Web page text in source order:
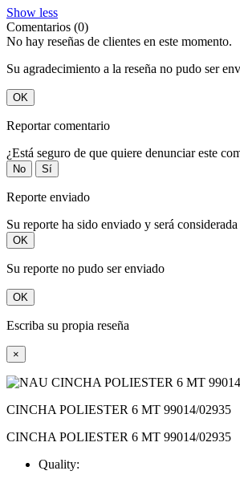
Show less
Comentarios (0)
No hay reseñas de clientes en este momento.
Su agradecimiento a la reseña no pudo ser
OK
Reportar comentario
¿Está seguro de que quiere denunciar este
No Sí
Reporte enviado
Su reporte ha sido enviado y será
OK
Su reporte no pudo ser enviado
OK
Escriba su propia reseña
×
CINCHA POLIESTER 6 MT 99014/02935
CINCHA POLIESTER 6 MT 99014/02935
Quality: